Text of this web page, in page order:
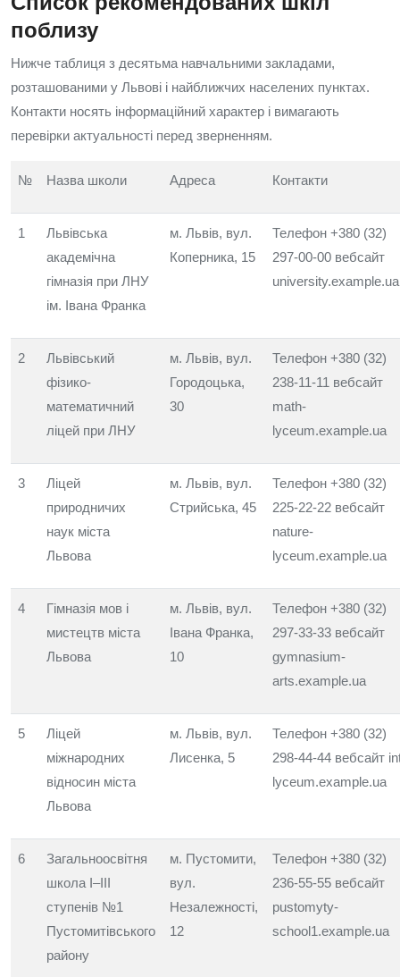
поблизу
Нижче таблиця з десятьма навчальними закладами,
розташованими у Львові і найближчих населених пунктах.
Контакти носять інформаційний характер і вимагають
перевірки актуальності перед зверненням.
№ Назва школи Адреса Контакти
1
Львівська
академічна
гімназія при ЛНУ
ім. Івана Франка
м. Львів, вул.
Коперника, 15
Телефон +380 (32)
297-00-00 вебсайт
university.example.ua
2
Львівський
фізико-
математичний
ліцей при ЛНУ
м. Львів, вул.
Городоцька,
30
Телефон +380 (32)
238-11-11 вебсайт
math-
lyceum.example.ua
3
Ліцей
природничих
наук міста
Львова
м. Львів, вул.
Стрийська, 45
Телефон +380 (32)
225-22-22 вебсайт
nature-
lyceum.example.ua
4
Гімназія мов і
мистецтв міста
Львова
м. Львів, вул.
Івана Франка,
10
Телефон +380 (32)
297-33-33 вебсайт
gymnasium-
arts.example.ua
5
Ліцей
міжнародних
відносин міста
Львова
м. Львів, вул.
Лисенка, 5
Телефон +380 (32)
298-44-44 вебсайт
lyceum.example.ua
6
Загальноосвітня
школа I–III
ступенів №1
Пустомитівського
району
м. Пустомити,
вул.
Незалежності,
12
Телефон +380 (32)
236-55-55 вебсайт
pustomyty-
school1.example.ua